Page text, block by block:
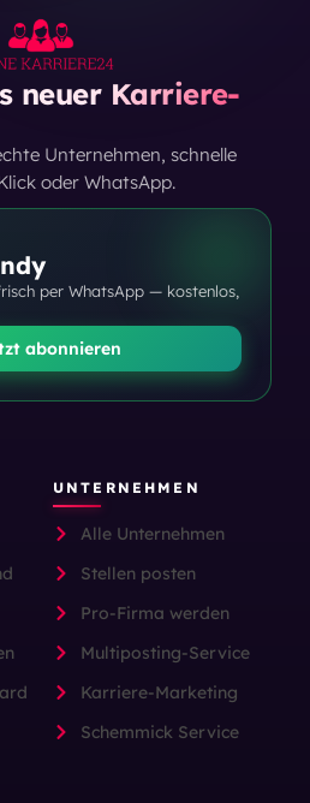
neuer Karriere-
Unternehmen, schnelle
oder WhatsApp.
per WhatsApp — kostenlos,
abonnieren
UNTERNEHMEN
Alle Unternehmen
Stellen posten
Pro-Firma werden
Multiposting-Service
Karriere-Marketing
Schemmick Service